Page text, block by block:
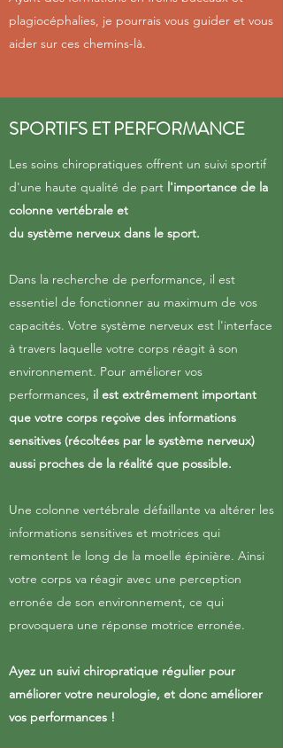
plagiocéphalies, je pourrais vous guider et vous
aider sur ces chemins-là.
SPORTIFS ET PERFORMANCE
Les soins chiropratiques offrent un suivi sportif
d'une haute qualité de part l'importance de la
colonne vertébrale et
du système nerveux dans le sport.
Dans la recherche de performance, il est
essentiel de fonctionner au maximum de vos
capacités. Votre système nerveux est l'interface
à travers laquelle votre corps réagit à son
environnement. Pour améliorer vos
performances, il est extrêmement important
que votre corps reçoive des informations
sensitives (récoltées par le système nerveux)
aussi proches de la réalité que possible.
Une colonne vertébrale défaillante va altérer les
informations sensitives et motrices qui
remontent le long de la moelle épinière. Ainsi
votre corps va réagir avec une perception
erronée de son environnement, ce qui
provoquera une réponse motrice erronée.
Ayez un suivi chiropratique régulier pour
améliorer votre neurologie, et donc améliorer
vos performances !